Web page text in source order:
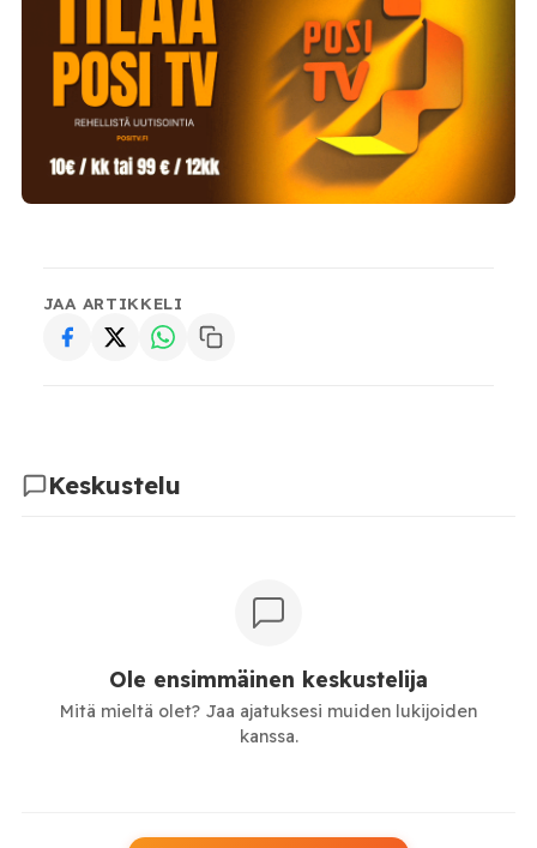
JAA ARTIKKELI
Keskustelu
Ole ensimmäinen keskustelija
Mitä mieltä olet? Jaa ajatuksesi muiden lukijoiden
kanssa.